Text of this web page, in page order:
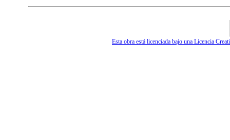
Esta obra está licenciada bajo una Licencia